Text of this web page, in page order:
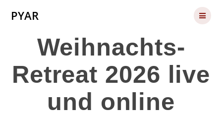
PYAR
Weihnachts-
Retreat 2026 live
und online